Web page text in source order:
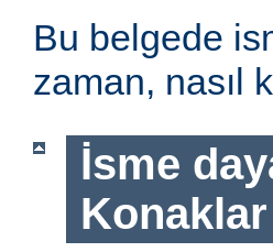
Bu belgede
zaman, nasıl
İsme
Konaklar